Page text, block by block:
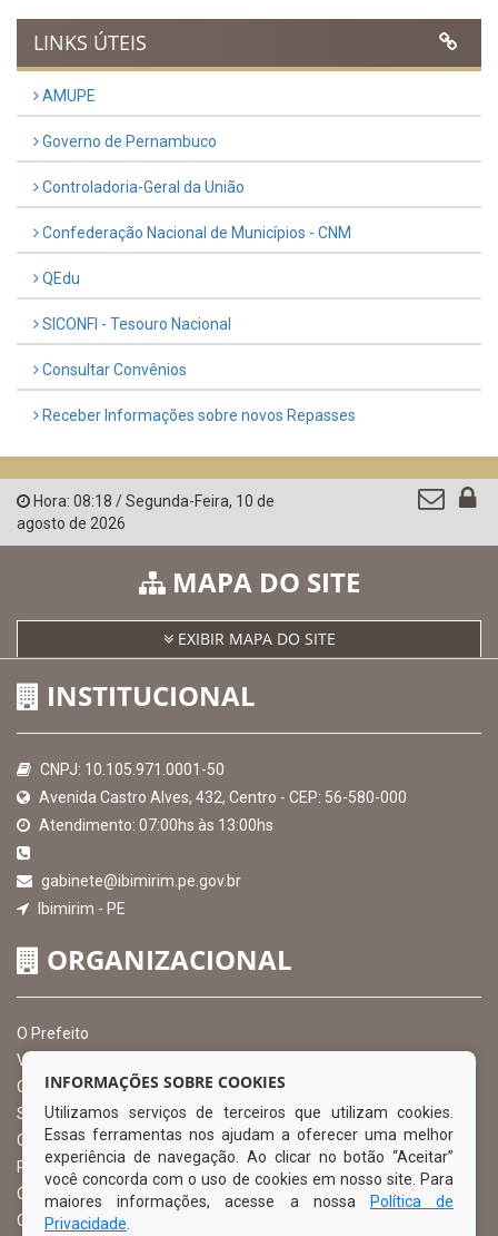
LINKS ÚTEIS
AMUPE
Governo de Pernambuco
Controladoria-Geral da União
Confederação Nacional de Municípios - CNM
QEdu
SICONFI - Tesouro Nacional
Consultar Convênios
Receber Informações sobre novos Repasses
Hora: 08:18 /Segunda-Feira, 10 de
agosto de 2026
MAPA DO SITE
EXIBIR MAPA DO SITE
INSTITUCIONAL
CNPJ: 10.105.971.0001-50
Avenida Castro Alves, 432, Centro - CEP: 56-580-000
Atendimento: 07:00hs às 13:00hs
gabinete@ibimirim.pe.gov.br
Ibimirim - PE
ORGANIZACIONAL
O Prefeito
Vice Prefeito
Ouvidoria Municipal
Serviço de Informação ao Cidadão – SIC
Chefe de Gabinete
Procuradoria Geral
Órgão de Controle Interno
Organograma
INFORMAÇÕES SOBRE COOKIES
Utilizamos serviços de terceiros que utilizam cookies.
Essas ferramentas nos ajudam a oferecer uma melhor
experiência de navegação. Ao clicar no botão “Aceitar”
você concorda com o uso de cookies em nosso site. Para
maiores informações, acesse a nossa
Política de
Privacidade